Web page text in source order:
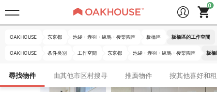
OAKHOUSE 东京都 池袋・赤羽・練馬・後樂園區 板橋區 板橋區的工作空間
OAKHOUSE 条件类别 工作空間 东京都 池袋・赤羽・練馬・後樂園區 板橋
尋找物件 由其他市区村搜寻 推薦物件 按其他喜好和